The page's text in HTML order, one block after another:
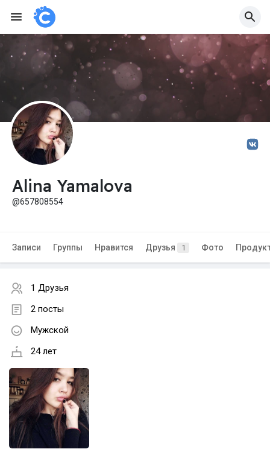
Alina Yamalova
@657808554
Записи Группы Нравится Друзья 1 Фото
1 Друзья
2 посты
Мужской
24 лет